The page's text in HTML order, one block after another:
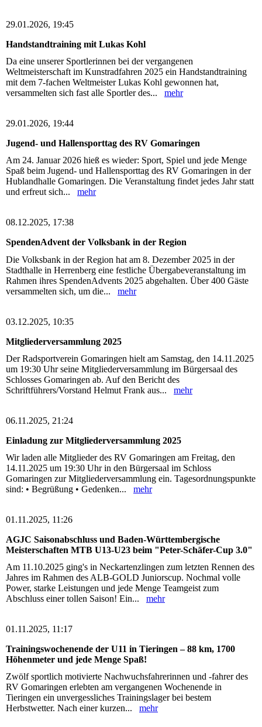
29.01.2026, 19:45
Handstandtraining mit Lukas Kohl
Da eine unserer Sportlerinnen bei der vergangenen
Weltmeisterschaft im Kunstradfahren 2025 ein Handstandtraining
mit dem 7-fachen Weltmeister Lukas Kohl gewonnen hat,
versammelten sich fast alle Sportler des... mehr
29.01.2026, 19:44
Jugend- und Hallensporttag des RV Gomaringen
Am 24. Januar 2026 hieß es wieder: Sport, Spiel und jede Menge
Spaß beim Jugend- und Hallensporttag des RV Gomaringen in der
Hublandhalle Gomaringen. Die Veranstaltung findet jedes Jahr statt
und erfreut sich... mehr
08.12.2025, 17:38
SpendenAdvent der Volksbank in der Region
Die Volksbank in der Region hat am 8. Dezember 2025 in der
Stadthalle in Herrenberg eine festliche Übergabeveranstaltung im
Rahmen ihres SpendenAdvents 2025 abgehalten. Über 400 Gäste
versammelten sich, um die... mehr
03.12.2025, 10:35
Mitgliederversammlung 2025
Der Radsportverein Gomaringen hielt am Samstag, den 14.11.2025
um 19:30 Uhr seine Mitgliederversammlung im Bürgersaal des
Schlosses Gomaringen ab. Auf den Bericht des
Schriftführers/Vorstand Helmut Frank aus... mehr
06.11.2025, 21:24
Einladung zur Mitgliederversammlung 2025
Wir laden alle Mitglieder des RV Gomaringen am Freitag, den
14.11.2025 um 19:30 Uhr in den Bürgersaal im Schloss
Gomaringen zur Mitgliederversammlung ein. Tagesordnungspunkte
sind: • Begrüßung • Gedenken... mehr
01.11.2025, 11:26
AGJC Saisonabschluss und Baden-Württembergische
Meisterschaften MTB U13-U23 beim "Peter-Schäfer-Cup 3.0"
Am 11.10.2025 ging's in Neckartenzlingen zum letzten Rennen des
Jahres im Rahmen des ALB-GOLD Juniorscup. Nochmal volle
Power, starke Leistungen und jede Menge Teamgeist zum
Abschluss einer tollen Saison! Ein... mehr
01.11.2025, 11:17
Trainingswochenende der U11 in Tieringen – 88 km, 1700
Höhenmeter und jede Menge Spaß!
Zwölf sportlich motivierte Nachwuchsfahrerinnen und -fahrer des
RV Gomaringen erlebten am vergangenen Wochenende in
Tieringen ein unvergessliches Trainingslager bei bestem
Herbstwetter. Nach einer kurzen... mehr